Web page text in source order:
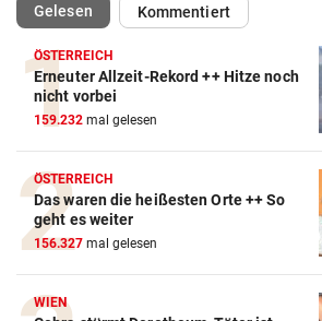
Gelesen(ausgewählt)Kommentiert
ÖSTERREICH
Erneuter Allzeit-Rekord ++ Hitze noch
nicht vorbei
159.232 mal gelesen
ÖSTERREICH
Das waren die heißesten Orte ++ So
geht es weiter
156.327 mal gelesen
WIEN